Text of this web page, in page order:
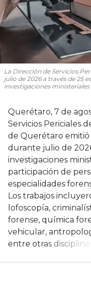
La Dirección de Servicios
julio de 2026 a través de 25
investigaciones ministeriales
Querétaro, 7 de
Servicios Periciales
de Querétaro emitió
durante julio de
investigaciones
participación de
especialidades
Los trabajos
lofoscopía,
forense, química
vehicular,
entre otras